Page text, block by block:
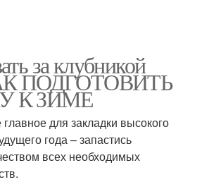
за клубникой
ПОДГОТОВИТЬ
К ЗИМЕ
для закладки высокого
года – запастись
всех необходимых